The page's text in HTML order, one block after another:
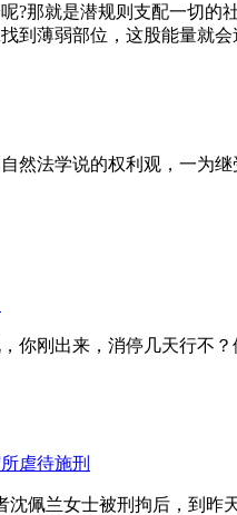
?那就是潜规则支配一切
到薄弱部位，这股能量就会
然法学说的权利观，一为
你刚出来，消停几天行不
虐待施刑
沈佩兰女士被刑拘后，到